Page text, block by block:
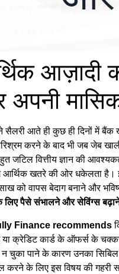
आज़ादी
सैलरी आते ही कुछ ही दिनों में
करने के बाद भी जब जेब
जटिल वित्तीय ज्ञान की
खतरे की ओर धकेलता है।
साख को वापस बेदाग बनाने और
लिए पैसे संभालने और सेविंग्स
Finance recommends
क्रेडिट कार्ड के ऑफर्स के
न चुका पाने के कारण उनका
करने के लिए इस विषय की